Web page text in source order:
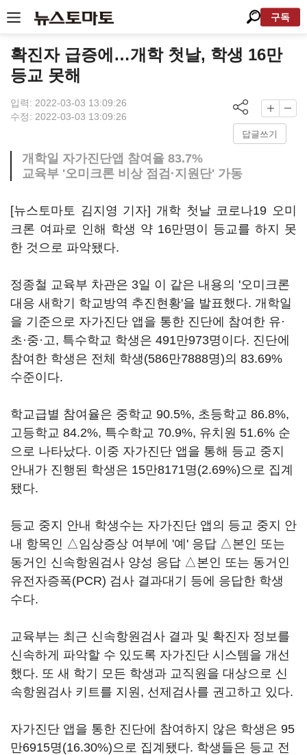
구독
확진자 급증에…개학 첫날, 학생 16만
등교 못해
입력: 2022-03-03 13:09:26
수정: 2022-03-03 13:09:26
답글쓰기
개학일 자가진단앱 참여율 83.7%
교육부 '오미크론 비상 점검·지원단' 가동
[뉴스토마토 김지영 기자] 개학 첫날 코로나19 오미
크론 여파로 인해 학생 약 16만명이 등교를 하지 못
한 것으로 파악됐다.
정종철 교육부 차관은 3일 이 같은 내용의 '오미크론
대응 새학기 학교방역 추진현황'을 발표했다. 개학일
을 기준으로 자가진단 앱을 통한 진단에 참여한 유·
초·중·고, 특수학교 학생은 491만973명이다. 진단에
참여한 학생은 전체 학생(586만7888명)의 83.69%
수준이다.
학교급별 참여율은 중학교 90.5%, 초등학교 86.8%,
고등학교 84.2%, 특수학교 70.9%, 유치원 51.6% 순
으로 나타났다. 이중 자가진단 앱을 통해 등교 중지
안내가 진행된 학생은 15만8171명(2.69%)으로 집계
됐다.
등교 중지 안내 학생수는 자가진단 앱의 등교 중지 안
내 항목인 △임상증상 여부에 '예' 응답 △본인 또는
동거인 신속항원검사 양성 응답 △본인 또는 동거인
유전자증폭(PCR) 검사 결과대기 등에 응답한 학생
수다.
교육부는 최근 신속항원검사 결과 및 확진자 정보를
신속하게 파악할 수 있도록 자가진단 시스템을 개선
했다. 또 새 학기 모든 학생과 교직원을 대상으로 신
속항원검사 키트를 지원, 선제검사를 권고하고 있다.
자가진단 앱을 통한 진단에 참여하지 않은 학생은 95
만6915명(16.30%)으로 집계됐다. 학생들은 등교 전